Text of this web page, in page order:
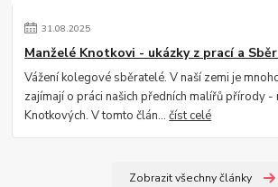
31.08.2025
Manželé Knotkovi - ukázky z prací a
Vážení kolegové sběratelé. V naší zemi je
zajímají o práci našich předních malířů přírody -
Knotkových. V tomto člán...číst celé
Zobrazit všechny články